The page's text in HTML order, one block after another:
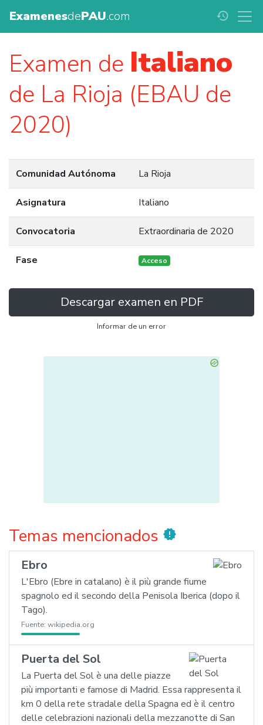
ExamenesdePAU.com history
Examen de Italiano
de La Rioja (EBAU de
2020)
Comunidad Autónoma La Rioja
Asignatura Italiano
Convocatoria Extraordinaria de 2020
Fase Acceso
Descargar examen en PDF
Informar de un error
Temas mencionados new_releases
Ebro
L'Ebro (Ebre in catalano) è il più grande fiume
spagnolo ed il secondo della Penisola Iberica (dopo il
Tago).
Fuente: wikipedia.org
Puerta del Sol
La Puerta del Sol è una delle piazze
più importanti e famose di Madrid. Essa rappresenta il
km 0 della rete stradale della Spagna ed è il centro
delle celebrazioni nazionali della mezzanotte di San